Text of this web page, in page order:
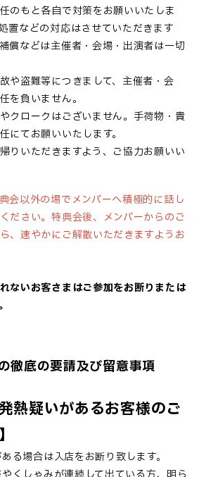
のもと各自で対策をお願いいたしま
置などの対応はさせていただきます
償などは主催者・会場・出演者は一切
や盗難等につきまして、主催者・会
を負いません。
クロークはございません。手荷物・貴
にてお願いいたします。
りいただきますよう、ご協力お願いい
会以外の場でメンバーへ積極的に話し
ださい。特典会後、メンバーからのご
、速やかにご解散いただきますようお
ないお客さまはご参加をお断りまたは
徹底の要請及び留意事項
熱疑いがあるお客様のご
る場合は入店をお断り致します。